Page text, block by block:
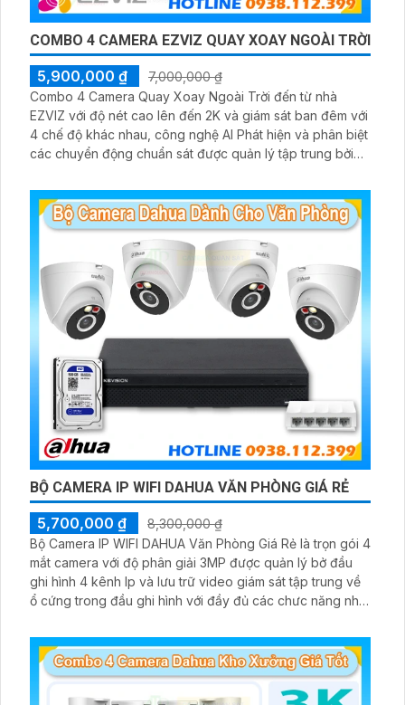
COMBO 4 CAMERA EZVIZ QUAY XOAY NGOÀI TRỜI
5,900,000 ₫
7,000,000 ₫
Combo 4 Camera Quay Xoay Ngoài Trời đến từ nhà
EZVIZ với độ nét cao lên đến 2K và giám sát ban đêm với
4 chế độ khác nhau, công nghệ AI Phát hiện và phân biệt
các chuyển động chuẩn sát được quản lý tập trung bởi
BỘ CAMERA IP WIFI DAHUA VĂN PHÒNG GIÁ RẺ
5,700,000 ₫
8,300,000 ₫
Bộ Camera IP WIFI DAHUA Văn Phòng Giá Rẻ là trọn gói 4
mắt camera với độ phân giải 3MP được quản lý bở đầu
ghi hình 4 kênh Ip và lưu trữ video giám sát tập trung về
ổ cứng trong đầu ghi hình với đầy đủ các chưc năng như
giám sát có màu vào ban đêm